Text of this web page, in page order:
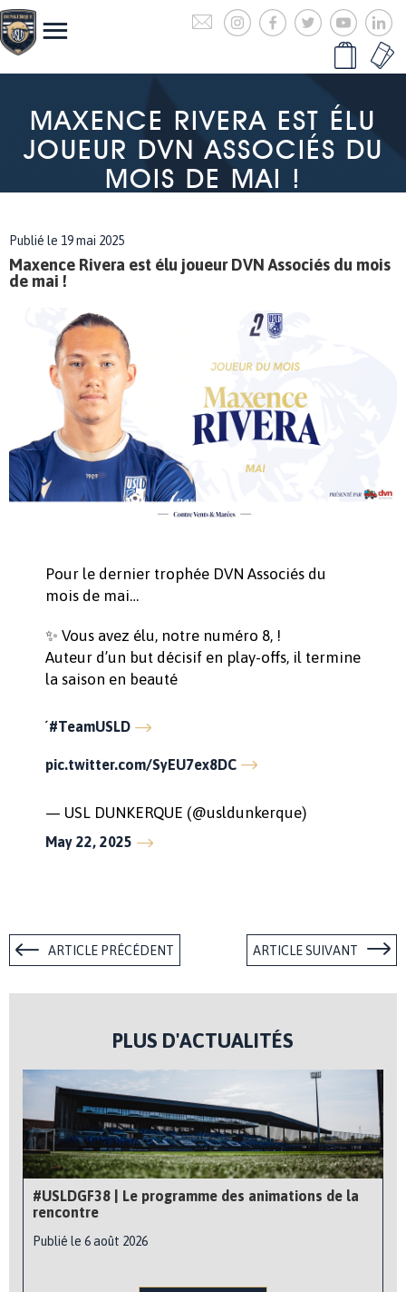
MAXENCE RIVERA EST ÉLU
JOUEUR DVN ASSOCIÉS DU
MOIS DE MAI !
Publié le 19 mai 2025
Maxence Rivera est élu joueur DVN Associés du mois
de mai !
Pour le dernier trophée DVN Associés du
mois de mai…
✨ Vous avez élu, notre numéro 8, !
Auteur d’un but décisif en play-offs, il termine
la saison en beauté
́#TeamUSLD
pic.twitter.com/SyEU7ex8DC
— USL DUNKERQUE (@usldunkerque)
May 22, 2025
ARTICLE PRÉCÉDENT ARTICLE SUIVANT
PLUS D'ACTUALITÉS
#USLDGF38 | Le programme des animations de la
rencontre
Publié le 6 août 2026